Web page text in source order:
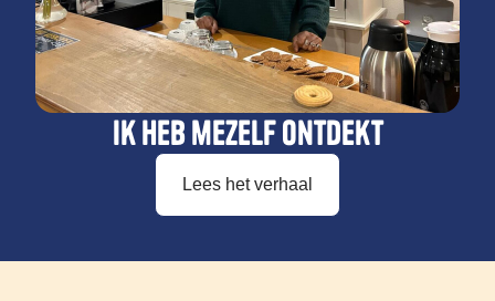
Ik heb mezelf ontdekt
Lees het verhaal